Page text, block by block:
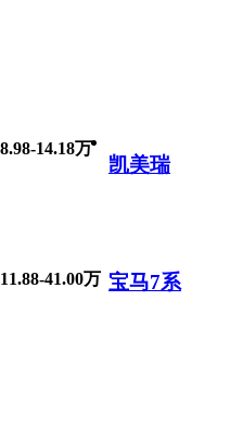
8.98-14.18万
凯美瑞
11.88-41.00万 宝马7系